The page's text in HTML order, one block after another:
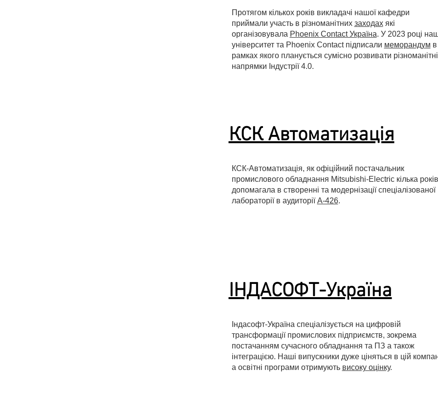
Протягом кількох років викладачі нашої кафедри
приймали участь в різноманітних заходахякі
організовувала Phoenix Contact Україна. У 2023 році
університет та Phoenix Contact підписали меморандум в
рамках якого планується сумісно розвивати різноманітні
напрямки Індустрії 4.0.
КСК Автоматизація
КСК-Автоматизація, як офіційний постачальник
промислового обладнання Mitsubishi-Electric кілька років
допомагала в створенні та модернізації спеціалізованої
лабораторії в аудиторіїА-426.
ІНДАСОФТ-Україна
Індасофт-Україна спеціалізується на цифровій
трансформації промислових підприємств, зокрема
постачанням сучасного обладнання та ПЗ а також
інтеграцією. Наші випускники дуже ціняться в цій
а освітні програми отримують високу оцінку.